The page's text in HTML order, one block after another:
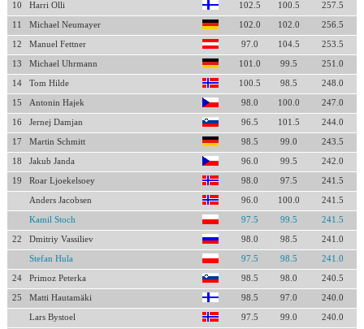
10 Harri Olli 102.5 100.5 257.5
11 Michael Neumayer 102.0 102.0 256.5
12 Manuel Fettner 97.0 104.5 253.5
13 Michael Uhrmann 101.0 99.5 251.0
14 Tom Hilde 100.5 98.5 248.0
15 Antonin Hajek 98.0 100.0 247.0
16 Jernej Damjan 96.5 101.5 244.0
17 Martin Schmitt 98.5 99.0 243.5
18 Jakub Janda 96.0 99.5 242.0
19 Roar Ljoekelsoey 98.0 97.5 241.5
Anders Jacobsen 96.0 100.0 241.5
Kamil Stoch 97.5 99.5 241.5
22 Dmitriy Vassiliev 98.0 98.5 241.0
Stefan Hula 97.5 98.5 241.0
24 Primoz Peterka 98.5 98.0 240.5
25 Matti Hautamäki 98.5 97.0 240.0
Lars Bystoel 97.5 99.0 240.0